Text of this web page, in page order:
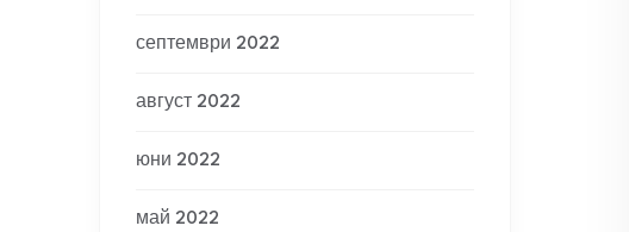
септември 2022
август 2022
юни 2022
май 2022